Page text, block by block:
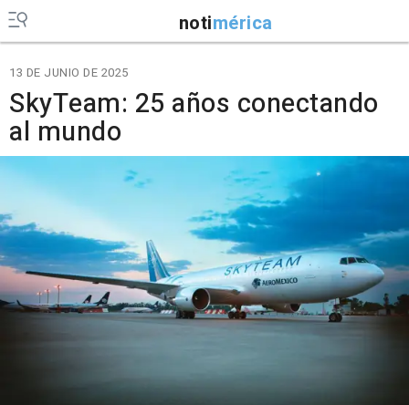
notimérica
13 DE JUNIO DE 2025
SkyTeam: 25 años conectando
al mundo